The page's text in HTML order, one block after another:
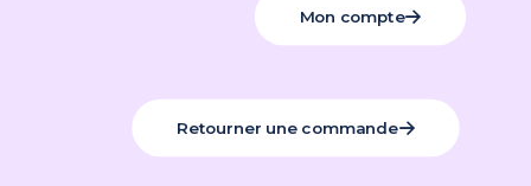
Mon compte
Retourner une commande